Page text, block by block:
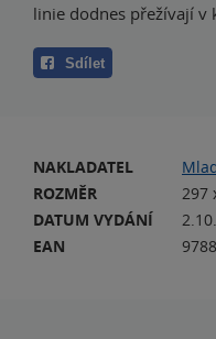
linie dodnes přežívají v
Sdílet
NAKLADATEL
ROZMĚR
297
DATUM VYDÁNÍ
EAN